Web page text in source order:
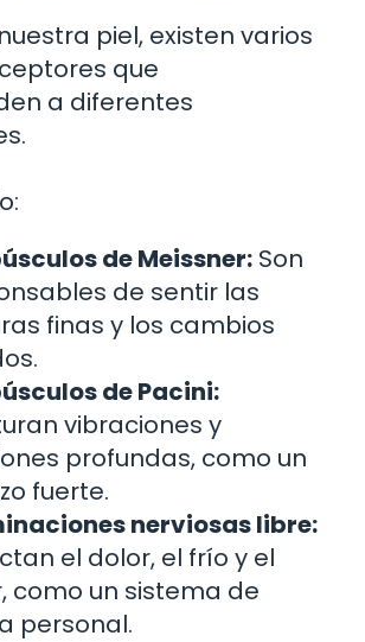
piel, existen varios
que
a diferentes
de Meissner: Son
de sentir las
finas y los cambios
de Pacini:
vibraciones y
profundas, como un
fuerte.
nerviosas libre:
el dolor, el frío y el
como un sistema de
personal.